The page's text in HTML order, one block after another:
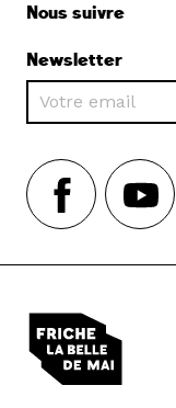
Nous suivre
Newsletter